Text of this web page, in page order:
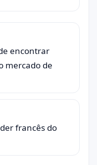
encontrar
mercado de
francês do